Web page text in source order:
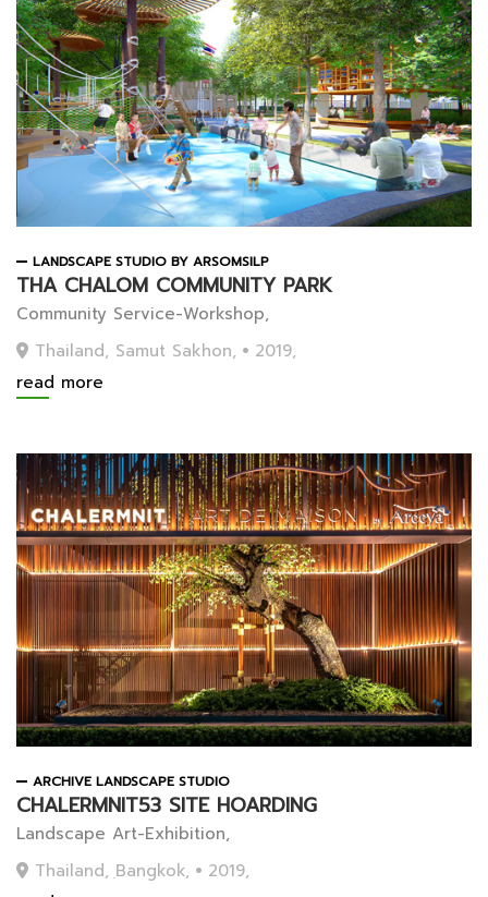
LANDSCAPE STUDIO BY ARSOMSILP
THA CHALOM COMMUNITY PARK
Community Service-Workshop,
Thailand, Samut Sakhon,
2019,
read more
ARCHIVE LANDSCAPE STUDIO
CHALERMNIT53 SITE HOARDING
Landscape Art-Exhibition,
Thailand, ฺBangkok,
2019,